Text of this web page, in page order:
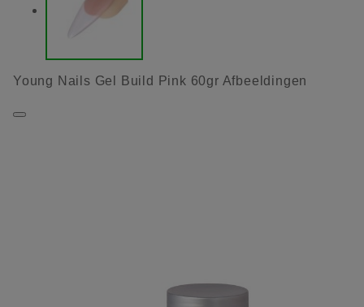
Young Nails Gel Build Pink 60gr Afbeeldingen